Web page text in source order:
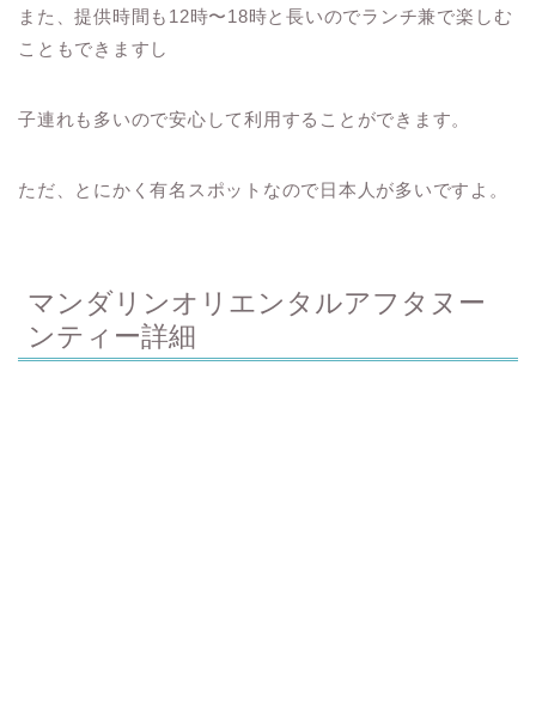
また、提供時間も12時〜18時と長いのでランチ兼で楽しむ
こともできますし
子連れも多いので安心して利用することができます。
ただ、とにかく有名スポットなので日本人が多いですよ。
マンダリンオリエンタルアフタヌー
ンティー詳細